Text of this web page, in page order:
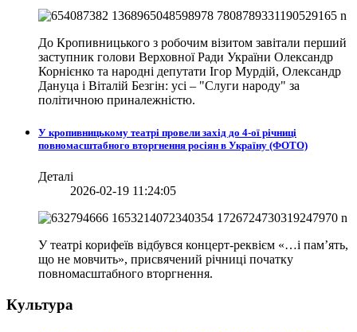
До Кропивницького з робочим візитом завітали перший
заступник голови Верховної Ради України Олександр
Корнієнко та народні депутати Ігор Мурдій, Олександр
Дануца і Віталій Безгін: усі – "Слуги народу" за
політичною приналежністю.
У кропивницькому театрі провели захід до 4-ої річниці
повномасштабного вторгнення росіян в Україну (ФОТО)
Деталі
2026-02-19 11:24:05
У театрі корифеїв відбувся концерт-реквієм «…і пам’ять,
що не мовчить», присвячений річниці початку
повномасштабного вторгнення.
Культура